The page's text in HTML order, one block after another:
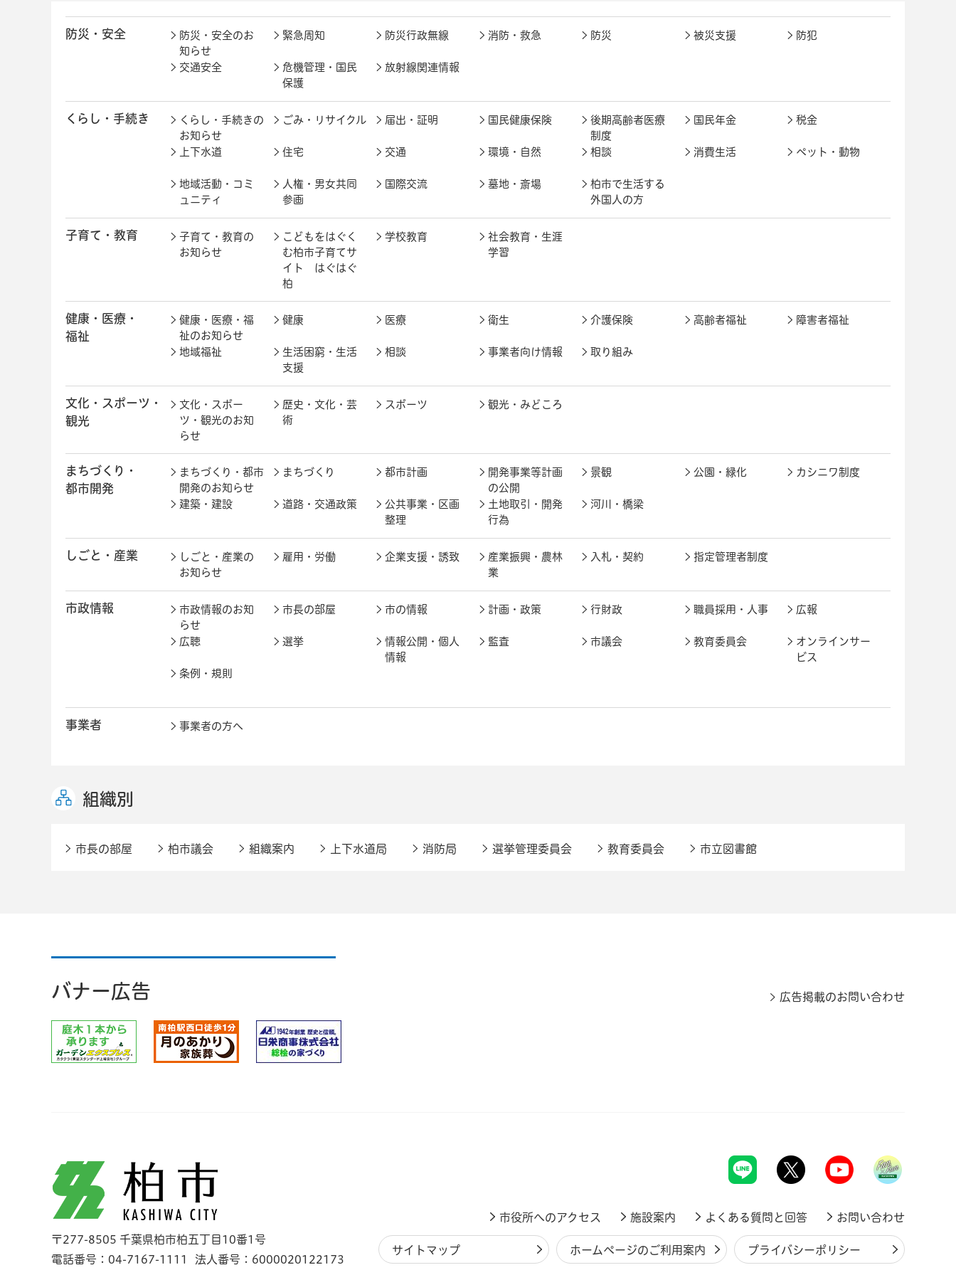
防災・安全
防災・安全のお
知らせ
緊急周知 防災行政無線 消防・救急 防災 被災支援 防犯
交通安全
危機管理・国民
保護
放射線関連情報
くらし・手続き
くらし・手続きの
お知らせ
ごみ・リサイクル 届出・証明 国民健康保険
後期高齢者医療
制度
国民年金 税金
上下水道 住宅 交通 環境・自然 相談 消費生活 ペット・動物
地域活動・コミ
ュニティ
人権・男女共同
参画
国際交流 墓地・斎場
柏市で生活する
外国人の方
子育て・教育
子育て・教育の
お知らせ
こどもをはぐく
む柏市子育てサ
イト はぐはぐ
柏
学校教育
社会教育・生涯
学習
健康・医療・
福祉
健康・医療・福
祉のお知らせ
健康 医療 衛生 介護保険 高齢者福祉 障害者福祉
地域福祉
生活困窮・生活
支援
相談 事業者向け情報 取り組み
文化・スポーツ・
観光
文化・スポー
ツ・観光のお知
らせ
歴史・文化・芸
術
スポーツ 観光・みどころ
まちづくり・
都市開発
まちづくり・都市
開発のお知らせ
まちづくり 都市計画
開発事業等計画
の公開
景観 公園・緑化 カシニワ制度
建築・建設 道路・交通政策
公共事業・区画
整理
土地取引・開発
行為
河川・橋梁
しごと・産業
しごと・産業の
お知らせ
雇用・労働 企業支援・誘致
産業振興・農林
業
入札・契約 指定管理者制度
市政情報
市政情報のお知
らせ
市長の部屋 市の情報 計画・政策 行財政 職員採用・人事 広報
広聴 選挙
情報公開・個人
情報
監査 市議会 教育委員会
オンラインサー
ビス
条例・規則
事業者 事業者の方へ
組織別
市長の部屋 柏市議会 組織案内 上下水道局 消防局 選挙管理委員会 教育委員会 市立図書館
バナー広告 広告掲載のお問い合わせ
柏市
〒277-8505 千葉県柏市柏五丁目10番1号
電話番号：04-7167-1111
法人番号：6000020122173
市役所へのアクセス 施設案内 よくある質問と回答 お問い合わせ
サイトマップ ホームページのご利用案内 プライバシーポリシー